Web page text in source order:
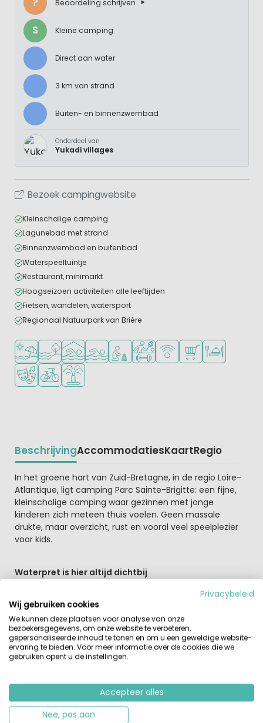
Beoordeling schrijven
S Kleine camping
Direct aan water
3 km van strand
Buiten- en binnenzwembad
Onderdeel van
Yukadi villages
Bezoek campingwebsite
Kleinschalige camping
Lagunebad met strand
Binnenzwembad en buitenbad
Waterspeeltuintje
Restaurant, minimarkt
Hoogseizoen activiteiten alle leeftijden
Fietsen, wandelen, watersport
Regionaal Natuurpark van Brière
Ligt bij strand en zee
Ligt bij het water
Overdekt zwembad
Openlucht zwembad
Aanbevolen voor jonge kinderen
Veel mogelijkheden om te
WiFi beschikbaar
Campingwinkel/
Restaurant of
Animatieprogramma
FietsverhuurWaterspeeltuin
BeschrijvingAccommodatiesKaartRegio
Beschrijving
In het groene hart van Zuid-Bretagne, in de regio Loire-
Atlantique, ligt camping Parc Sainte-Brigitte: een fijne,
kleinschalige camping waar gezinnen met jonge
kinderen zich meteen thuis voelen. Geen massale
drukte, maar overzicht, rust en vooral veel speelplezier
voor kids.
Waterpret is hier altijd dichtbij
weer) én een aparte kinderzone waar peuters veilig
kunnen spetteren. Ook kunnen de kleintjes buiten zicht
uitleven in de waterspeeltuin. Extra leuk: de lagune met
zandstrand. Dat voelt voor kinderen als een mini-
strandvakantie, terwijl jij lekker toekijkt vanaf de kant.
De miniclub organiseert leuke en afwisselende
activiteiten zoals knutselen, speurtochten en spelletjes.
Iets oudere kinderen leven zich uit op het
Privacybeleid
Wij gebruiken cookies
We kunnen deze plaatsen voor analyse van onze
bezoekersgegevens, om onze website te verbeteren,
gepersonaliseerde inhoud te tonen en om u een geweldige website-
ervaring te bieden. Voor meer informatie over de cookies die we
gebruiken opent u de instellingen.
Accepteer alles
Nee, pas aan